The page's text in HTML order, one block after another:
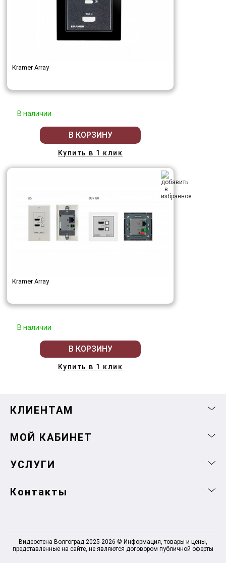
Kramer Array
В наличии
В КОРЗИНУ
Купить в 1 клик
Kramer Array
В наличии
В КОРЗИНУ
Купить в 1 клик
КЛИЕНТАМ
МОЙ КАБИНЕТ
УСЛУГИ
Контакты
Видеостена Волгоград 2025-2026 © Информация, товары и цены,
представленные на сайте, не являются договором публичной оферты